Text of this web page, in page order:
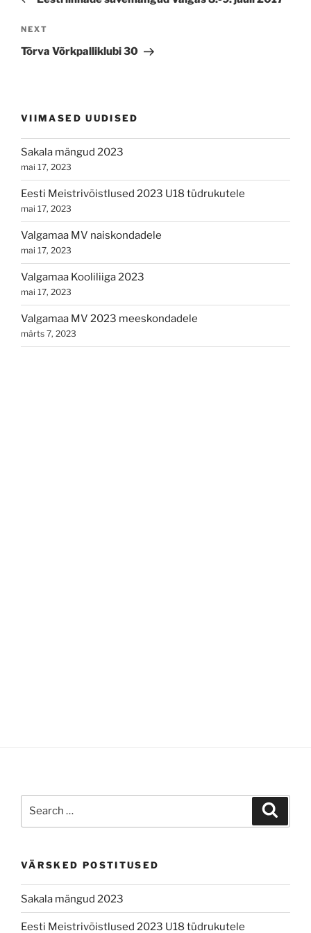
Next
Post
NEXT
Tõrva Võrkpalliklubi 30
VIIMASED UUDISED
Sakala mängud 2023
mai 17, 2023
Eesti Meistrivõistlused 2023 U18 tüdrukutele
mai 17, 2023
Valgamaa MV naiskondadele
mai 17, 2023
Valgamaa Kooliliiga 2023
mai 17, 2023
Valgamaa MV 2023 meeskondadele
märts 7, 2023
VÄRSKED POSTITUSED
Sakala mängud 2023
Eesti Meistrivõistlused 2023 U18 tüdrukutele